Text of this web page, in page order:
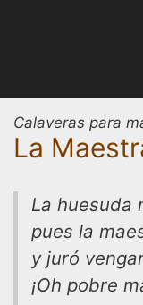
Calaveras para
La
La huesuda
pues la
y juró
¡Oh pobre